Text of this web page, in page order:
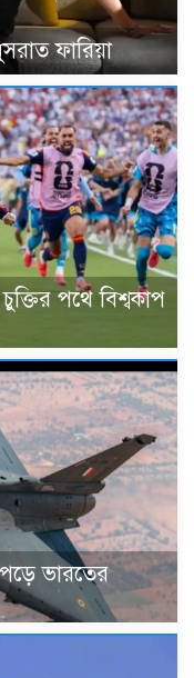
ফারিয়া
চুক্তির পথে বিশ্বকাপ
পড়ে ভারতের